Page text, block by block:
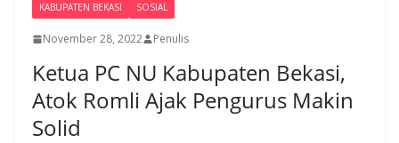
KABUPATEN BEKASI SOSIAL
November 28, 2022 Penulis
Ketua PC NU Kabupaten Bekasi,
Atok Romli Ajak Pengurus Makin
Solid